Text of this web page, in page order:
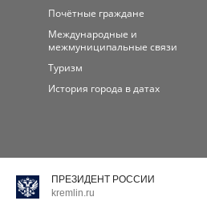
Почётные граждане
Международные и
межмуниципальные связи
Туризм
История города в датах
ПРЕЗИДЕНТ РОССИИ
kremlin.ru